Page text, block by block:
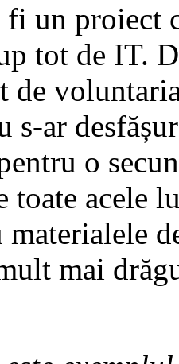
un proiect
tot de IT.
s-ar
o
toate acele
materialele
mai